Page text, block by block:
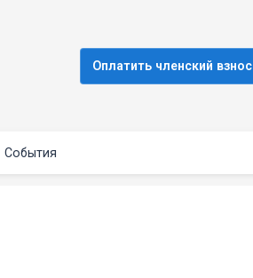
Оплатить членский взнос
События